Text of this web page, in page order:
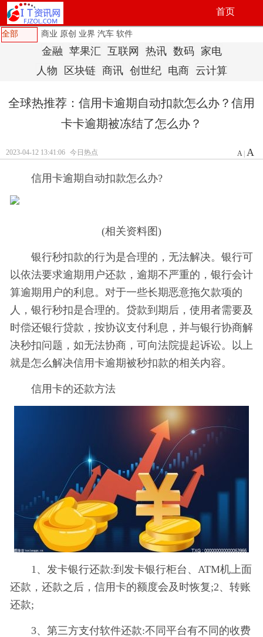
首页
全部 商业 原创 业界 汽车 软件
金融 苹果汇 互联网 热讯 数码
家电
人物
区块链 商讯 创世纪 电商 云计算
全球热推荐：信用卡逾期自动扣款怎么办？信用
卡卡逾期被冻结了怎么办？
2023-04-12 13:41:06 今日热点 A| A
信用卡逾期自动扣款怎么办?
(相关资料图)
银行秒扣款的行为是合理的，无法解决。银行可
以依法要求逾期用户还款，逾期不严重的，银行会计
算逾期用户的利息。对于一些长期恶意拖欠款项的
人，银行秒扣是合理的。贷款到期后，使用者需要及
时偿还银行贷款，按协议支付利息，并与银行协商解
决秒扣问题，如无法协商，可向法院提起诉讼。以上
就是怎么解决信用卡逾期被秒扣款的相关内容。
信用卡的还款方法
1、发卡银行还款:到发卡银行柜台、ATM机上面
还款，还款之后，信用卡的额度会及时恢复;2、转账
还款;
3、第三方支付软件还款:不同平台有不同的收费